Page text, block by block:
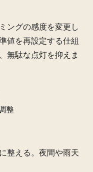
ングの感度を変更し
値を再設定する仕組
無駄な点灯を抑えま
整
整える。夜間や雨天